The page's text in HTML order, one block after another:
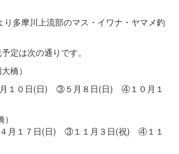
り多摩川上流部のマス・イワナ・ヤマメ釣
定は次の通りです。
橋）
１０日(日) ③５月８日(日) ④１０月１
月１７日(日) ③１１月３日(祝) ④１１